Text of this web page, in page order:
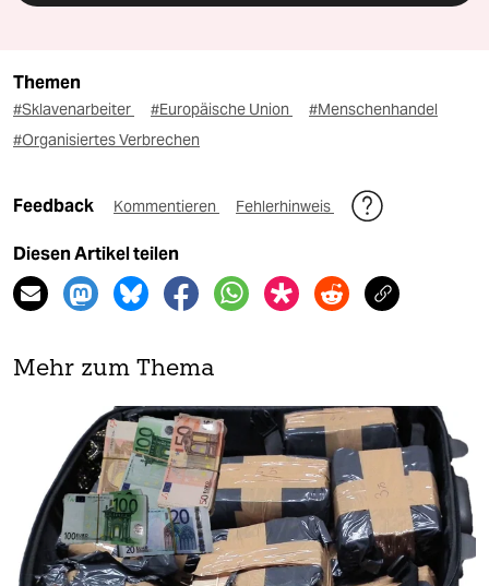
Themen
#Sklavenarbeiter #Europäische Union
#Menschenhandel
#Organisiertes Verbrechen
Feedback Kommentieren Fehlerhinweis
Diesen Artikel teilen
Mehr zum Thema